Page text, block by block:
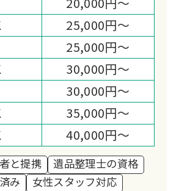
25,000円～
25,000円～
30,000円～
30,000円～
35,000円～
40,000円～
と提携
遺品整理士の資格
み
女性スタッフ対応